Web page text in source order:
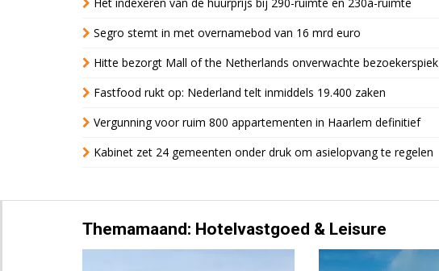
Segro stemt in met overnamebod van 16 mrd euro
Hitte bezorgt Mall of the Netherlands onverwachte bezoekerspiek
Fastfood rukt op: Nederland telt inmiddels 19.400 zaken
Vergunning voor ruim 800 appartementen in Haarlem definitief
Kabinet zet 24 gemeenten onder druk om asielopvang te regelen
Themamaand: Hotelvastgoed & Leisure